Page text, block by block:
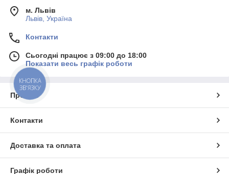
м. Львів
Львів, Україна
Контакти
Сьогодні працює з 09:00 до 18:00
Показати весь графік роботи
Про нас
Контакти
Доставка та оплата
Графік роботи
КНОПКА
ЗВ'ЯЗКУ